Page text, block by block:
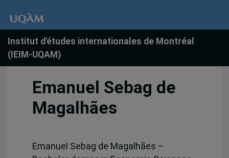
Institut d'études internationales de Montréal
(IEIM-UQAM)
Emanuel Sebag de
Magalhães
Emanuel Sebag de Magalhães –